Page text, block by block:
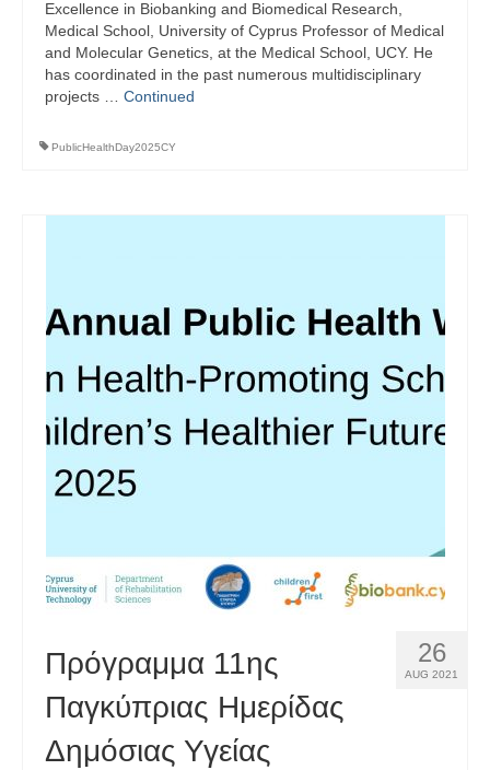
Excellence in Biobanking and Biomedical Research,
Medical School, University of Cyprus Professor of Medical
and Molecular Genetics, at the Medical School, UCY. He
has coordinated in the past numerous multidisciplinary
projects … Continued
PublicHealthDay2025CY
26
AUG 2021
Πρόγραμμα 11ης
Παγκύπριας Ημερίδας
Δημόσιας Υγείας